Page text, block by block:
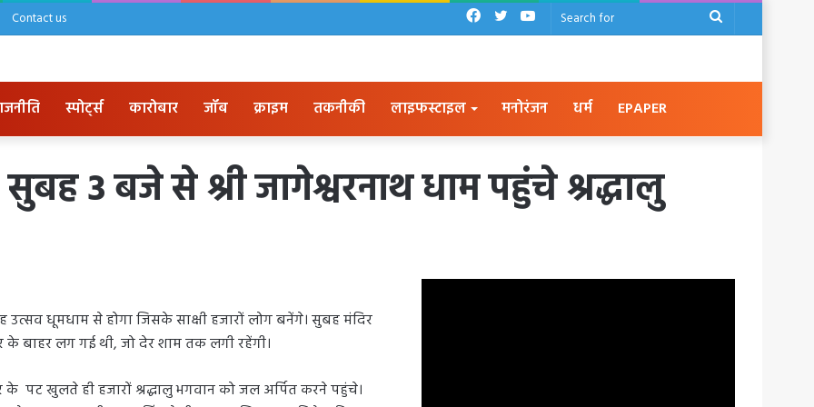
Contact us
Search
YouTube
Twitter
Facebook
स्पोर्ट्स कारोबार जॉब क्राइम तकनीकी लाइफस्टाइल मनोरंजन धर्म EPAPER
सुबह 3 बजे से श्री जागेश्वरनाथ धाम पहुंचे श्रद्धालु
उत्सव धूमधाम से होगा जिसके साक्षी हजारों लोग बनेंगे। सुबह मंदिर
बाहर लग गई थी, जो देर शाम तक लगी रहेंगी।
के पट खुलते ही हजारों श्रद्धालु भगवान को जल अर्पित करने पहुंचे।